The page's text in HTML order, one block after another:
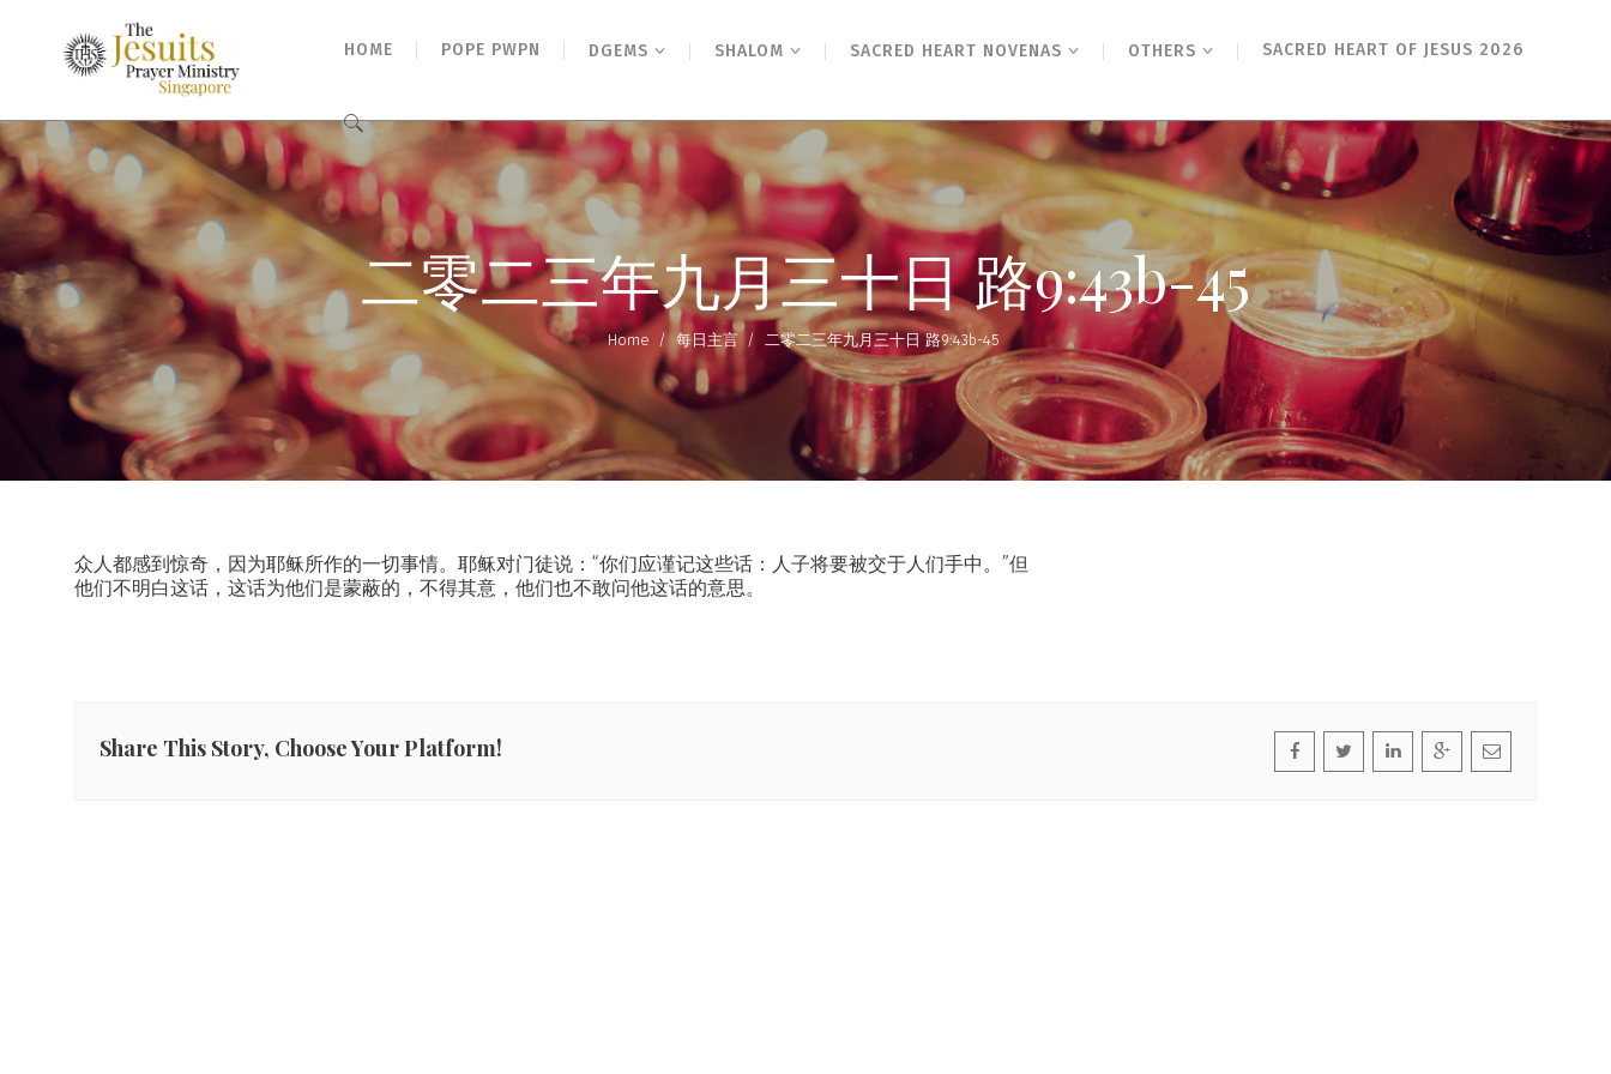
HOME POPE PWPN DGEMS SHALOM SACRED HEART NOVENAS OTHERS SACRED HEART OF JESUS 2026
Search
for:
二零二三年九月三十日 路9:43b-45
Home / 每日主言 / 二零二三年九月三十日 路9:43b-45
众人都感到惊奇，因为耶稣所作的一切事情。耶稣对门徒说：“你们应谨记这些话：人子将要被交于人们手中。”但
他们不明白这话，这话为他们是蒙蔽的，不得其意，他们也不敢问他这话的意思。
Share This Story, Choose Your Platform!